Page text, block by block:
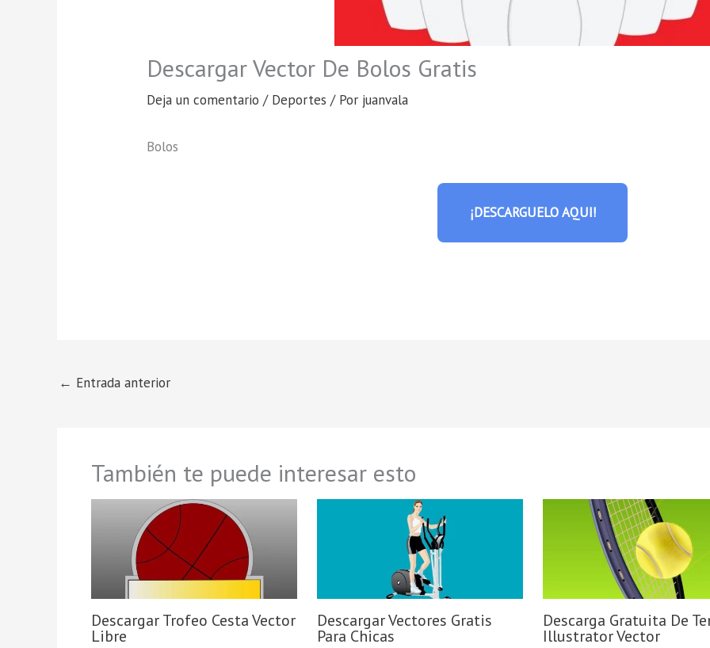
Descargar Vector De Bolos Gratis
Deja un comentario / Deportes / Por juanvala
Bolos
¡DESCARGUELO AQUI!
← Entrada anterior
También te puede interesar esto
Descargar Trofeo Cesta Vector
Libre
Descargar Vectores Gratis
Para Chicas
Descarga Gratuita De
Illustrator Vector